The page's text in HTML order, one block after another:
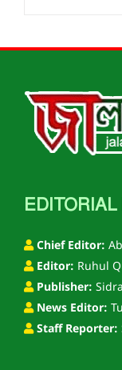
Chief Editor:
Editor: Ruhul
Publisher:
News Editor:
Staff Reporter: